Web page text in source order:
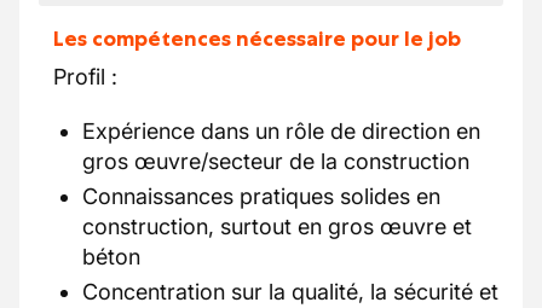
Les compétences nécessaire pour le job
Profil :
Expérience dans un rôle de direction en
gros œuvre/secteur de la construction
Connaissances pratiques solides en
construction, surtout en gros œuvre et
béton
Concentration sur la qualité, la sécurité et